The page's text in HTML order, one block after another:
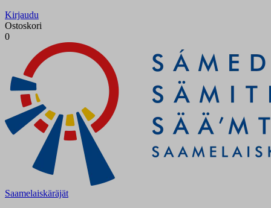
Kirjaudu
Ostoskori
0
Saamelaiskäräjät